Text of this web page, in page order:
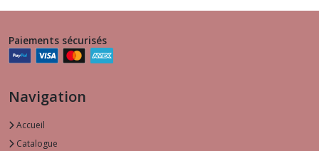
Paiements sécurisés
Navigation
Accueil
Catalogue